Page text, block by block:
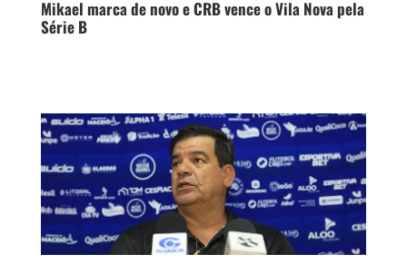
Mikael marca de novo e CRB vence o Vila Nova pela
Série B